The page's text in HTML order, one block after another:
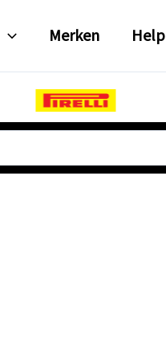
Merken Help